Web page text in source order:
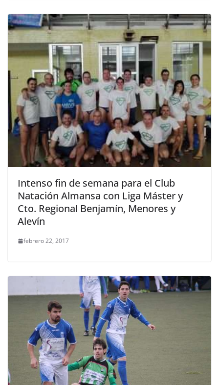
Intenso fin de semana para el Club
Natación Almansa con Liga Máster y
Cto. Regional Benjamín, Menores y
Alevín
febrero 22, 2017